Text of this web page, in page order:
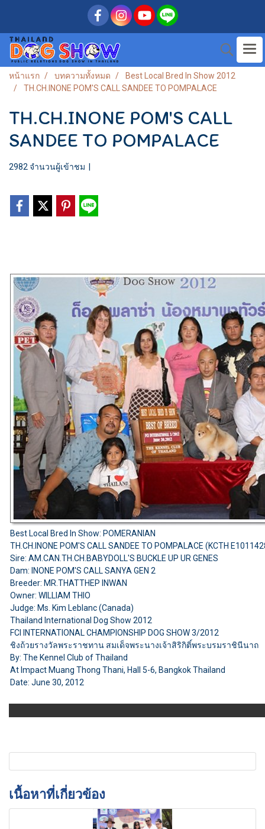
หน้าแรก บทความทั้งหมด
Best Local Bred In Show 2012
TH.CH.INONE POM'S CALL SANDEE TO POMPALACE
TH.CH.INONE POM'S CALL
SANDEE TO POMPALACE
2982 จำนวนผู้เข้าชม
Best Local Bred In Show: POMERANIAN
TH.CH.INONE POM'S CALL SANDEE TO POMPALACE (KCTH
Sire: AM.CAN.TH.CH.BABYDOLL'S BUCKLE UP UR GENES
Dam: INONE POM'S CALL SANYA GEN 2
Breeder: MR.THATTHEP INWAN
Owner: WILLIAM THIO
Judge: Ms. Kim Leblanc (Canada)
Thailand International Dog Show 2012
FCI INTERNATIONAL CHAMPIONSHIP DOG SHOW 3/2012
ชิงถ้วยรางวัลพระราชทาน สมเด็จพระนางเจ้าสิริกิติ์พระบรมราชินีนาถ
By: The Kennel Club of Thailand
At Impact Muang Thong Thani, Hall 5-6, Bangkok Thailand
Date: June 30, 2012
เนื้อหาที่เกี่ยวข้อง